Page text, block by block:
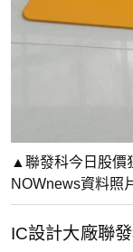
▲聯發科今日股價
NOWnews資料照
IC設計大廠聯